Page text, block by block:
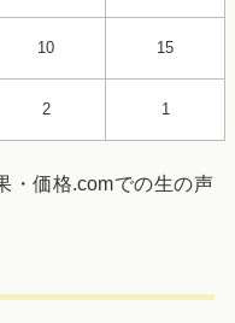
10 15
2 1
・価格.comでの生の声